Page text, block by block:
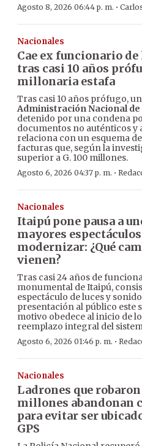
Agosto 8, 2026 06:44 p. m. ·
Nacionales
Cae ex funcionario de
tras casi 10 años
millonaria estafa
Tras casi 10 años prófugo,
Administración Nacional de
detenido por una condena
documentos no auténticos y
relaciona con un esquema
facturas que, según la
superior a G. 100 millones.
Agosto 6, 2026 04:37 p. m. ·
Nacionales
Itaipú pone pausa a
mayores
modernizar: ¿Qué
vienen?
Tras casi 24 años de
monumental de Itaipú,
espectáculo de luces y
presentación al público este
motivo obedece al inicio de
reemplazo integral del
Agosto 6, 2026 01:46 p. m. ·
Nacionales
Ladrones que robaron
millones abandonan
para evitar ser
GPS